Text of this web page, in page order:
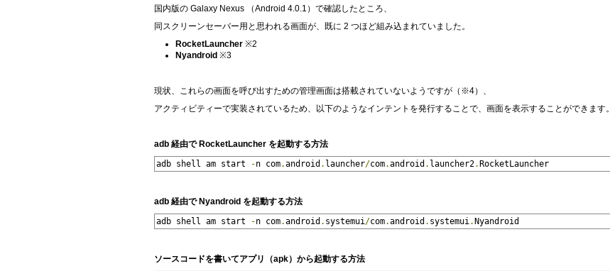
国内版の Galaxy Nexus （Android 4.0.1）で確認したところ、
同スクリーンセーバー用と思われる画面が、既に 2 つほど組み込まれていました。
RocketLauncher ※2
Nyandroid ※3
現状、これらの画面を呼び出すための管理画面は搭載されていないようですが（※4）、
アクティビティーで実装されているため、以下のようなインテントを発行することで、画面を表示することができます。
adb 経由で RocketLauncher を起動する方法
adb shell am start
-n com.android . launcher/com.android . launcher2.RocketLauncher
adb 経由で Nyandroid を起動する方法
adb shell am start
-n com.android . systemui /com.android . systemui .Nyandroid
ソースコードを書いてアプリ（apk）から起動する方法